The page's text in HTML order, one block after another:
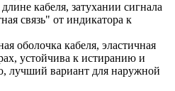
кабеля, затухании сигнала
связь" от индикатора к
оболочка кабеля, эластичная
устойчива к истиранию и
лучший вариант для наружной